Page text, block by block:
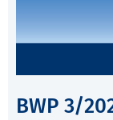
BWP 3/